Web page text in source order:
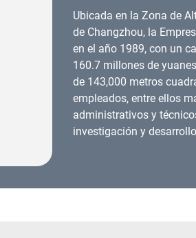
Ubicada en la Zona de
de Changzhou, la
en el año 1989, con un
160.7 millones de
de 143,000 metros
empleados, entre ellos
administrativos y
investigación y